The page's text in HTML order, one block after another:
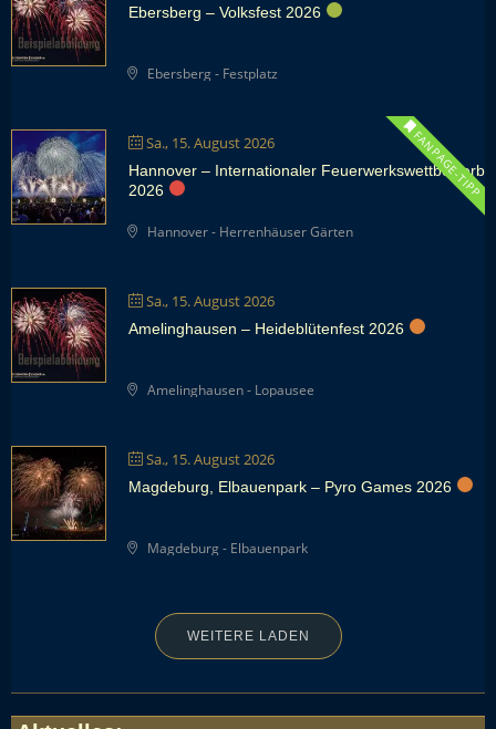
Ebersberg – Volksfest 2026
Ebersberg - Festplatz
Sa., 15. August 2026 FANPAGE-TIPP
Hannover – Internationaler Feuerwerkswettbewerb
2026
Hannover - Herrenhäuser Gärten
Sa., 15. August 2026
Amelinghausen – Heideblütenfest 2026
Amelinghausen - Lopausee
Sa., 15. August 2026
Magdeburg, Elbauenpark – Pyro Games 2026
Magdeburg - Elbauenpark
WEITERE LADEN